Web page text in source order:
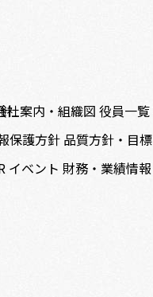
保護方針 品質方針・目標
社案内・組織図 役員一覧
イベント 財務・業績情報